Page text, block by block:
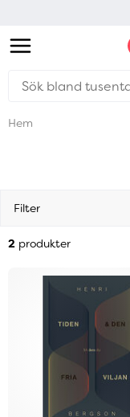
Hem
Filter
2 produkter